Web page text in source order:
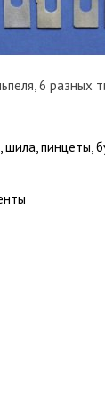
6 разных
пинцеты,